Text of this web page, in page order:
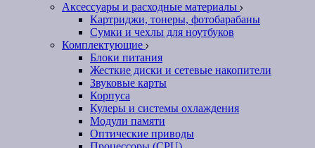
Аксессуары и расходные материалы
Картриджи, тонеры, фотобарабаны
Сумки и чехлы для ноутбуков
Комплектующие
Блоки питания
Жесткие диски и сетевые накопители
Звуковые карты
Корпуса
Кулеры и системы охлаждения
Модули памяти
Оптические приводы